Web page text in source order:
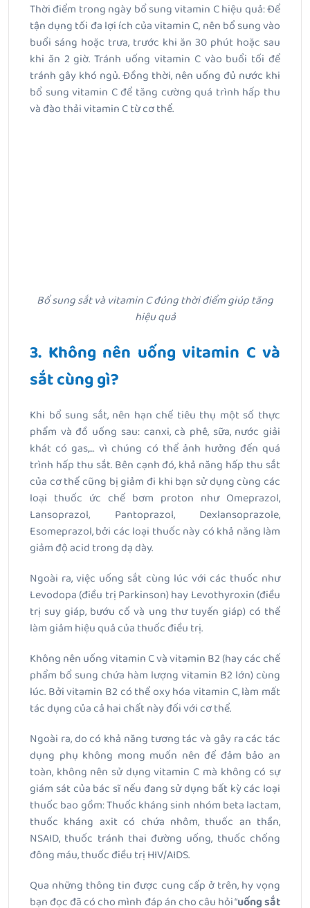
Thời điểm trong ngày bổ sung vitamin C hiệu quả: Để
tận dụng tối đa lợi ích của vitamin C, nên bổ sung vào
buổi sáng hoặc trưa, trước khi ăn 30 phút hoặc sau
khi ăn 2 giờ. Tránh uống vitamin C vào buổi tối để
tránh gây khó ngủ. Đồng thời, nên uống đủ nước khi
bổ sung vitamin C để tăng cường quá trình hấp thu
và đào thải vitamin C từ cơ thể.
Bổ sung sắt và vitamin C đúng thời điểm giúp tăng
hiệu quả
3. Không nên uống vitamin C và
sắt cùng gì?
Khi bổ sung sắt, nên hạn chế tiêu thụ một số thực
phẩm và đồ uống sau: canxi, cà phê, sữa, nước giải
khát có gas,… vì chúng có thể ảnh hưởng đến quá
trình hấp thu sắt. Bên cạnh đó, khả năng hấp thu sắt
của cơ thể cũng bị giảm đi khi bạn sử dụng cùng các
loại thuốc ức chế bơm proton như Omeprazol,
Lansoprazol, Pantoprazol, Dexlansoprazole,
Esomeprazol, bởi các loại thuốc này có khả năng làm
giảm độ acid trong dạ dày.
Ngoài ra, việc uống sắt cùng lúc với các thuốc như
Levodopa (điều trị Parkinson) hay Levothyroxin (điều
trị suy giáp, bướu cổ và ung thư tuyến giáp) có thể
làm giảm hiệu quả của thuốc điều trị.
Không nên uống vitamin C và vitamin B2 (hay các chế
phẩm bổ sung chứa hàm lượng vitamin B2 lớn) cùng
lúc. Bởi vitamin B2 có thể oxy hóa vitamin C, làm mất
tác dụng của cả hai chất này đối với cơ thể.
Ngoài ra, do có khả năng tương tác và gây ra các tác
dụng phụ không mong muốn nên để đảm bảo an
toàn, không nên sử dụng vitamin C mà không có sự
giám sát của bác sĩ nếu đang sử dụng bất kỳ các loại
thuốc bao gồm: Thuốc kháng sinh nhóm beta lactam,
thuốc kháng axit có chứa nhôm, thuốc an thần,
NSAID, thuốc tránh thai đường uống, thuốc chống
đông máu, thuốc điều trị HIV/AIDS.
Qua những thông tin được cung cấp ở trên, hy vọng
bạn đọc đã có cho mình đáp án cho câu hỏi “uống sắt